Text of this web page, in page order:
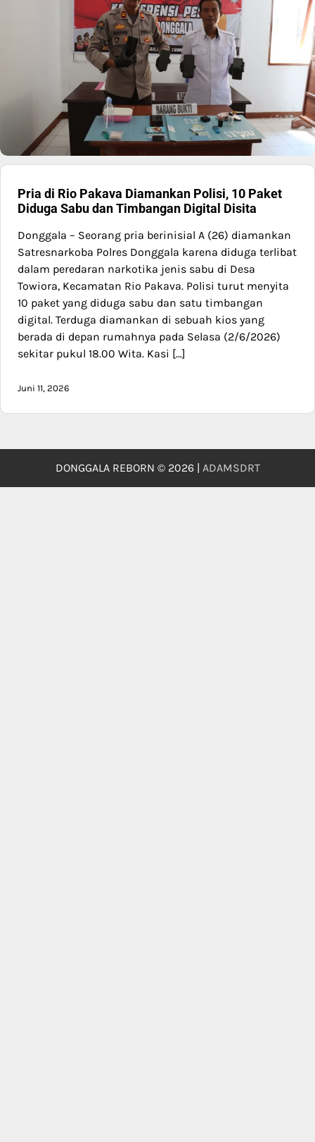
Pria di Rio Pakava Diamankan Polisi, 10 Paket
Diduga Sabu dan Timbangan Digital Disita
Donggala – Seorang pria berinisial A (26) diamankan
Satresnarkoba Polres Donggala karena diduga terlibat
dalam peredaran narkotika jenis sabu di Desa
Towiora, Kecamatan Rio Pakava. Polisi turut menyita
10 paket yang diduga sabu dan satu timbangan
digital. Terduga diamankan di sebuah kios yang
berada di depan rumahnya pada Selasa (2/6/2026)
sekitar pukul 18.00 Wita. Kasi […]
Juni 11, 2026
DONGGALA REBORN © 2026 | ADAMSDRT